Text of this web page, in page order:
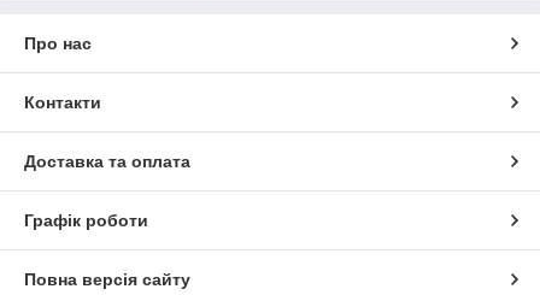
Про нас
Контакти
Доставка та оплата
Графік роботи
Повна версія сайту